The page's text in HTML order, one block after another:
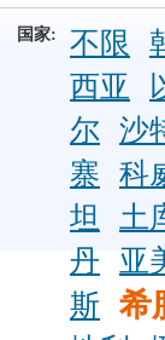
国家: 不限
西亚
尔
沙
寨
科
坦
土
丹
亚
斯 希